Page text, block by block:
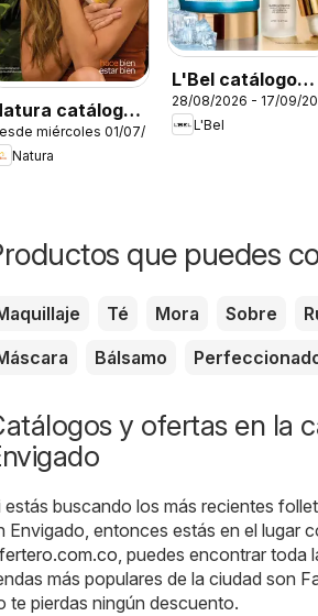
catálogo
11
miércoles 01/07/2026
Natura
L'Bel catálogo
C13
28/08/2026 - 17/09/
L'Bel
que puedes
Té Mora Sobre
Bálsamo
y ofertas en la
estás buscando los más recientes
Envigado, entonces estás en el lugar
, puedes encontrar toda
más populares de la ciudad son
te pierdas ningún descuento.